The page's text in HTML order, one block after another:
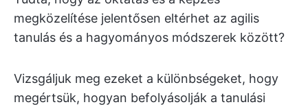
megközelítése jelentősen eltérhet az agilis
tanulás és a hagyományos módszerek között?
Vizsgáljuk meg ezeket a különbségeket, hogy
megértsük, hogyan befolyásolják a tanulási